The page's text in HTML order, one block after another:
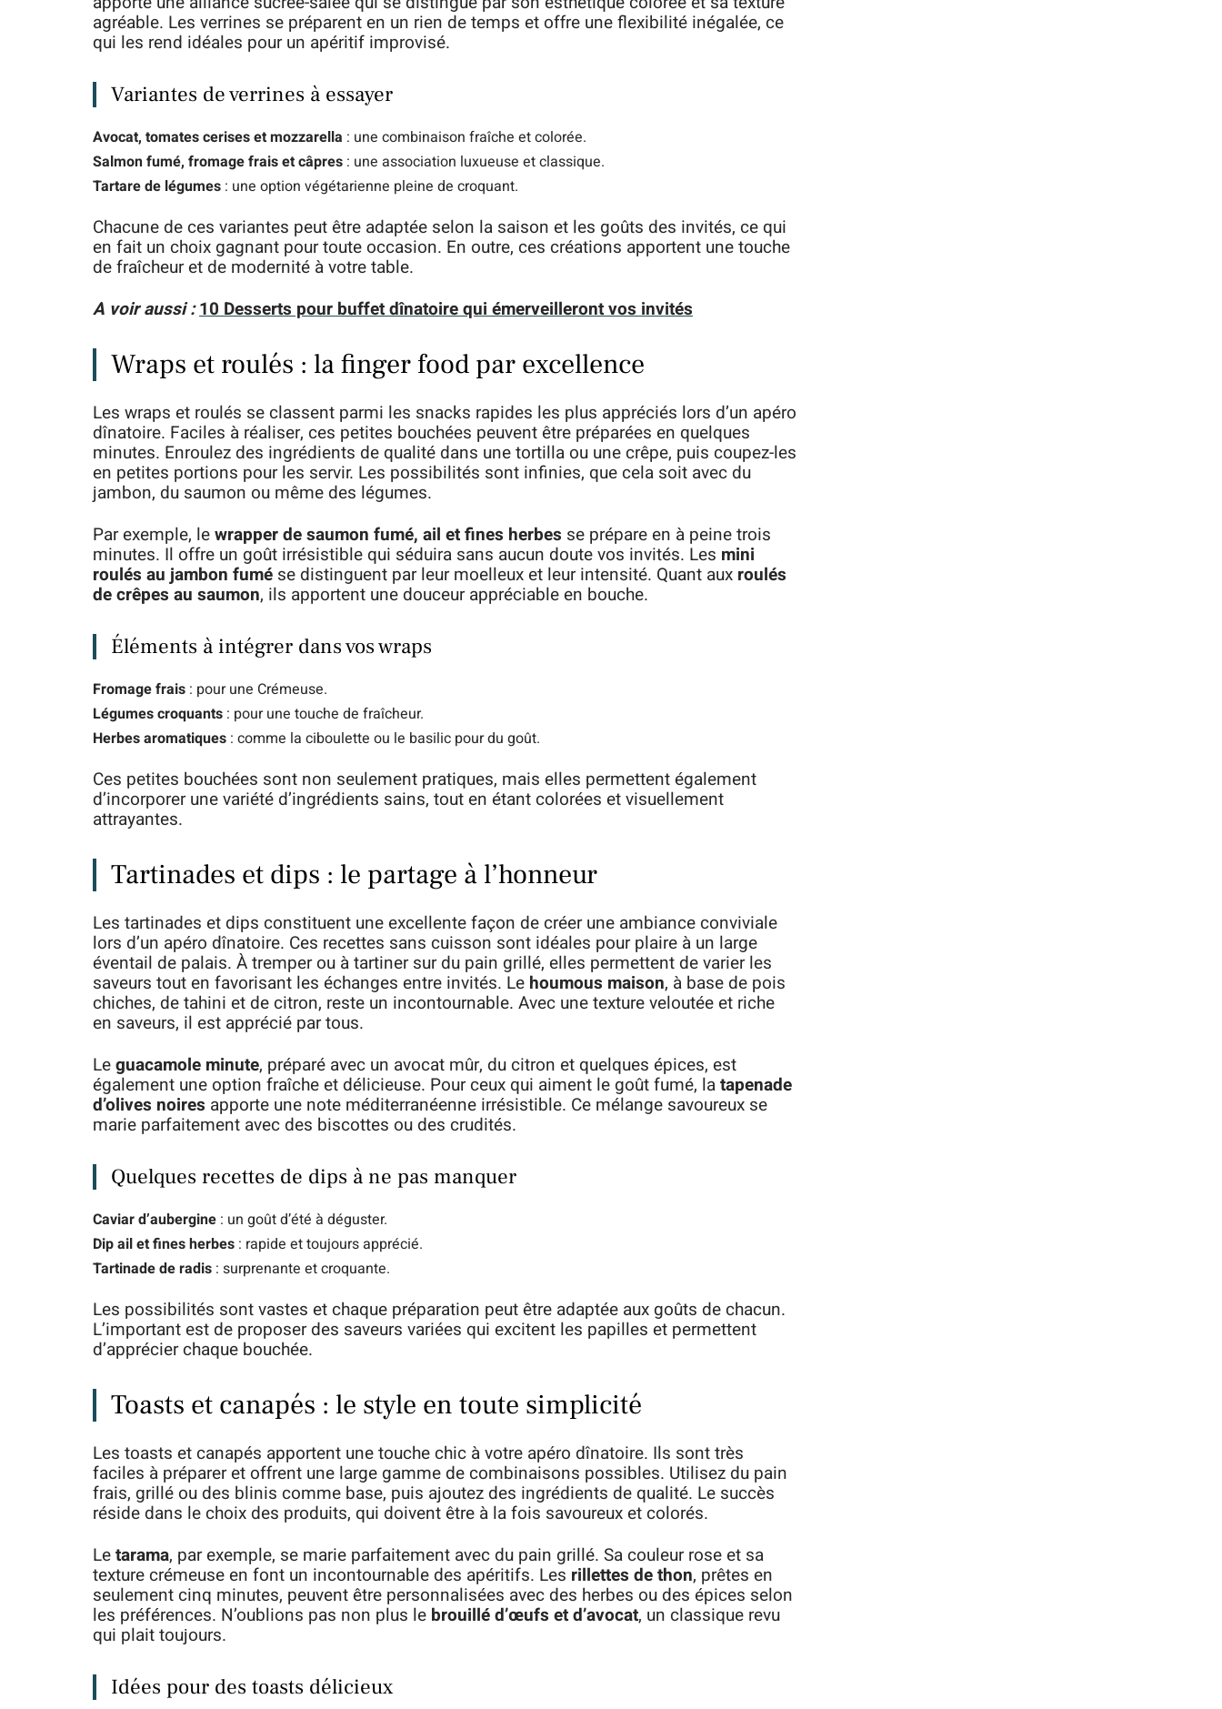
agréable. Les verrines se préparent en un rien de temps et offre une flexibilité inégalée, ce
qui les rend idéales pour un apéritif improvisé.
Variantes de verrines à essayer
Avocat, tomates cerises et mozzarella : une combinaison fraîche et colorée.
Salmon fumé, fromage frais et câpres : une association luxueuse et classique.
Tartare de légumes : une option végétarienne pleine de croquant.
Chacune de ces variantes peut être adaptée selon la saison et les goûts des invités, ce qui
en fait un choix gagnant pour toute occasion. En outre, ces créations apportent une touche
de fraîcheur et de modernité à votre table.
A voir aussi :10 Desserts pour buffet dînatoire qui émerveilleront vos invités
Wraps et roulés : la finger food par excellence
Les wraps et roulés se classent parmi les snacks rapides les plus appréciés lors d’un apéro
dînatoire. Faciles à réaliser, ces petites bouchées peuvent être préparées en quelques
minutes. Enroulez des ingrédients de qualité dans une tortilla ou une crêpe, puis coupez-les
en petites portions pour les servir. Les possibilités sont infinies, que cela soit avec du
jambon, du saumon ou même des légumes.
Par exemple, lewrapper de saumon fumé, ail et fines herbes se prépare en à peine trois
minutes. Il offre un goût irrésistible qui séduira sans aucun doute vos invités. Les mini
roulés au jambon fumé se distinguent par leur moelleux et leur intensité. Quant aux roulés
de crêpes au saumon, ils apportent une douceur appréciable en bouche.
Éléments à intégrer dans vos wraps
Fromage frais : pour une Crémeuse.
Légumes croquants : pour une touche de fraîcheur.
Herbes aromatiques : comme la ciboulette ou le basilic pour du goût.
Ces petites bouchées sont non seulement pratiques, mais elles permettent également
d’incorporer une variété d’ingrédients sains, tout en étant colorées et visuellement
attrayantes.
Tartinades et dips : le partage à l’honneur
Les tartinades et dips constituent une excellente façon de créer une ambiance conviviale
lors d’un apéro dînatoire. Ces recettes sans cuisson sont idéales pour plaire à un large
éventail de palais. À tremper ou à tartiner sur du pain grillé, elles permettent de varier les
saveurs tout en favorisant les échanges entre invités. Le houmous maison, à base de pois
chiches, de tahini et de citron, reste un incontournable. Avec une texture veloutée et riche
en saveurs, il est apprécié par tous.
Leguacamole minute, préparé avec un avocat mûr, du citron et quelques épices, est
également une option fraîche et délicieuse. Pour ceux qui aiment le goût fumé, latapenade
d’olives noires apporte une note méditerranéenne irrésistible. Ce mélange savoureux se
marie parfaitement avec des biscottes ou des crudités.
Quelques recettes de dips à ne pas manquer
Caviar d’aubergine : un goût d’été à déguster.
Dip ail et fines herbes : rapide et toujours apprécié.
Tartinade de radis : surprenante et croquante.
Les possibilités sont vastes et chaque préparation peut être adaptée aux goûts de chacun.
L’important est de proposer des saveurs variées qui excitent les papilles et permettent
d’apprécier chaque bouchée.
Toasts et canapés : le style en toute simplicité
Les toasts et canapés apportent une touche chic à votre apéro dînatoire. Ils sont très
faciles à préparer et offrent une large gamme de combinaisons possibles. Utilisez du pain
frais, grillé ou des blinis comme base, puis ajoutez des ingrédients de qualité. Le succès
réside dans le choix des produits, qui doivent être à la fois savoureux et colorés.
Letarama, par exemple, se marie parfaitement avec du pain grillé. Sa couleur rose et sa
texture crémeuse en font un incontournable des apéritifs. Les rillettes de thon, prêtes en
seulement cinq minutes, peuvent être personnalisées avec des herbes ou des épices selon
les préférences. N’oublions pas non plus le brouillé d’œufs et d’avocat, un classique revu
qui plait toujours.
Idées pour des toasts délicieux